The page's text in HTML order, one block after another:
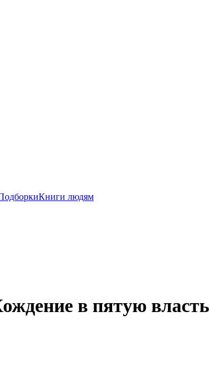
Книги людям
в пятую власть